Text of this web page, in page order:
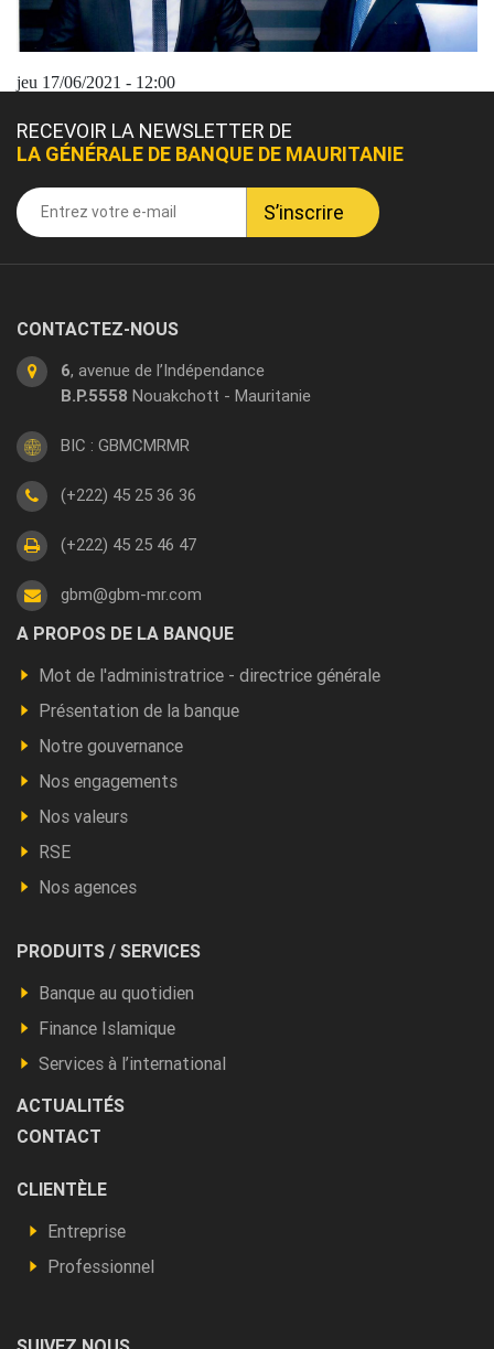
jeu 17/06/2021 - 12:00
RECEVOIR LA NEWSLETTER DE
LA GÉNÉRALE DE BANQUE DE MAURITANIE
CONTACTEZ-NOUS
6, avenue de l’Indépendance
B.P.5558 Nouakchott - Mauritanie
BIC : GBMCMRMR
(+222) 45 25 36 36
(+222) 45 25 46 47
gbm@gbm-mr.com
Footer
a
propos
A PROPOS DE LA BANQUE
Mot de l'administratrice - directrice générale
Présentation de la banque
Notre gouvernance
Nos engagements
Nos valeurs
RSE
Nos agences
Footer
Produits
autres
PRODUITS / SERVICES
Banque au quotidien
Finance Islamique
Services à l’international
ACTUALITÉS
CONTACT
Footer
Vous
êtes
CLIENTÈLE
Entreprise
Professionnel